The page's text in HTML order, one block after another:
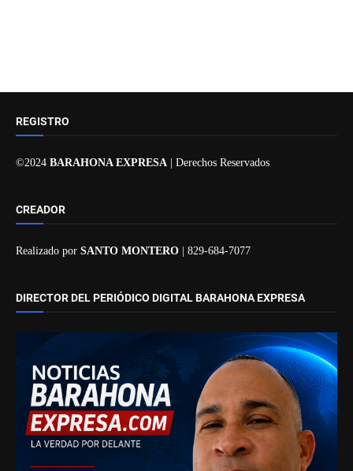
REGISTRO
©2024 BARAHONA EXPRESA | Derechos Reservados
CREADOR
Realizado por SANTO MONTERO | 829-684-7077
DIRECTOR DEL PERIÓDICO DIGITAL BARAHONA EXPRESA